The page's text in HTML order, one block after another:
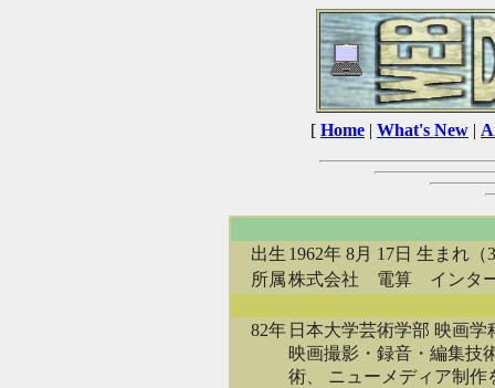
[ Home | What's New |
出生 1962年 8月 17日 生まれ（
所属株式会社 電算 インタ
82年 日本大学芸術学部 映画学
映画撮影・録音・編集技
術、 ニューメディア制